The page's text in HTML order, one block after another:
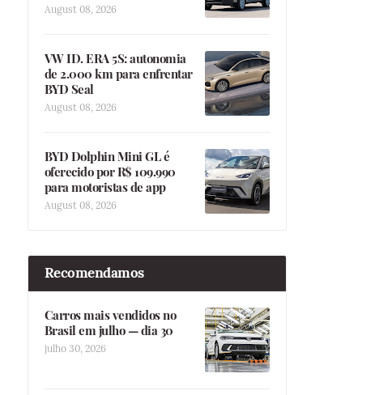
August 08, 2026
VW ID. ERA 5S: autonomia
de 2.000 km para enfrentar
BYD Seal
August 08, 2026
BYD Dolphin Mini GL é
oferecido por R$ 109.990
para motoristas de app
August 08, 2026
Recomendamos
Carros mais vendidos no
Brasil em julho — dia 30
julho 30, 2026